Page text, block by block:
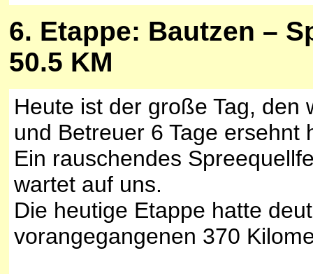
6. Etappe: Bautzen –
50.5 KM
Heute ist der große Tag, den
und Betreuer 6 Tage ersehnt
Ein rauschendes
wartet auf uns.
Die heutige Etappe hatte
vorangegangenen 370